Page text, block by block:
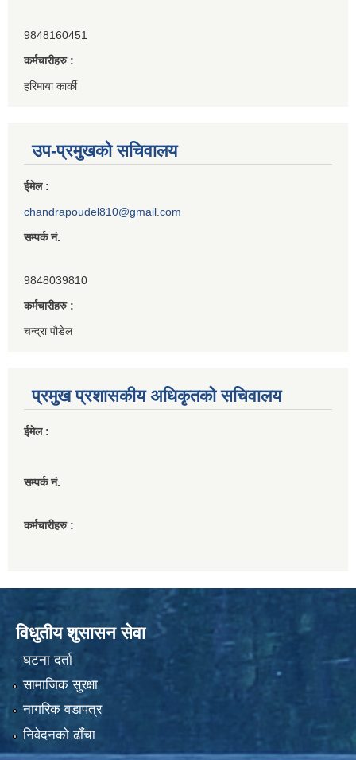
9848160451
कर्मचारीहरु :
हरिमाया कार्की
उप-प्रमुखको सचिवालय
ईमेल :
chandrapoudel810@gmail.com
सम्पर्क नं.
9848039810
कर्मचारीहरु :
चन्द्रा पौडेल
प्रमुख प्रशासकीय अधिकृतको सचिवालय
ईमेल :
सम्पर्क नं.
कर्मचारीहरु :
विधुतीय शुसासन सेवा
घटना दर्ता
सामाजिक सुरक्षा
नागरिक वडापत्र
निवेदनको ढाँचा